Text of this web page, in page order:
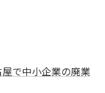
屋で中小企業の廃業